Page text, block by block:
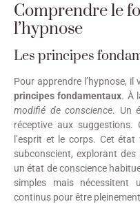
Comprendre le
l’hypnose
Les principes
Pour apprendre l’hypnose,
principes fondamentaux. À
modifié de conscience. Un
réceptive aux
l’esprit et le corps. Cet
subconscient, explorant
un état de conscience
simples mais nécessitent
continus pour être